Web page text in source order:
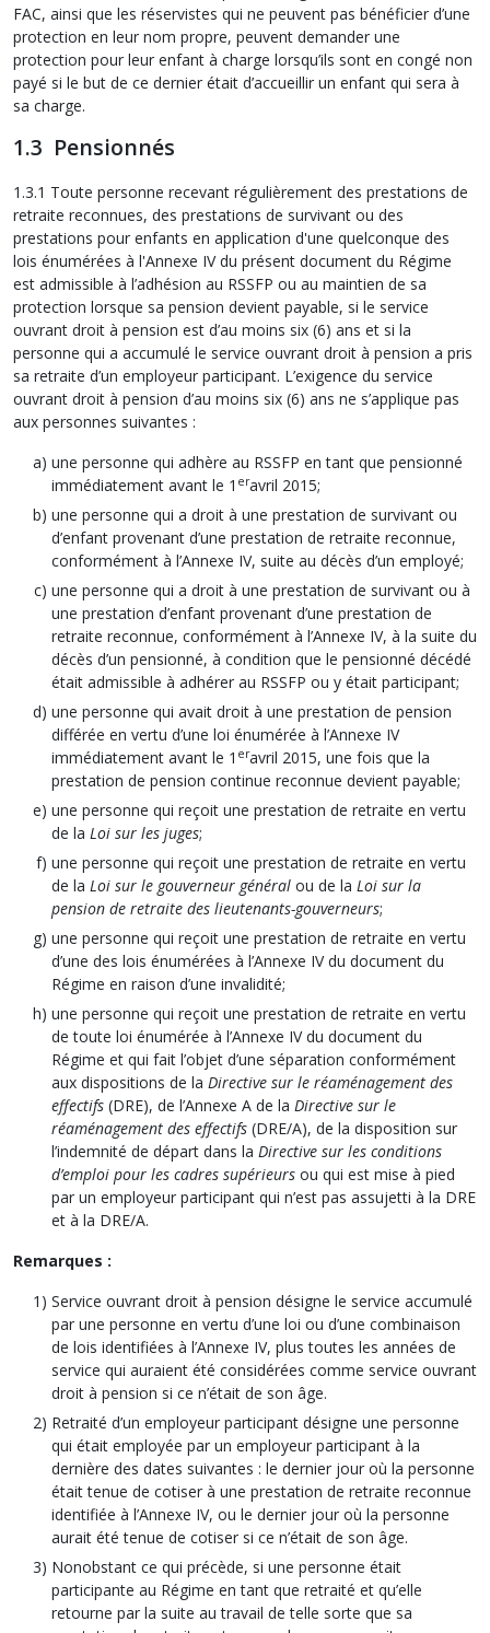
FAC, ainsi que les réservistes qui ne peuvent pas bénéficier d’une
protection en leur nom propre, peuvent demander une
protection pour leur enfant à charge lorsqu’ils sont en congé non
payé si le but de ce dernier était d’accueillir un enfant qui sera à
sa charge.
1.3 Pensionnés
1.3.1 Toute personne recevant régulièrement des prestations de
retraite reconnues, des prestations de survivant ou des
prestations pour enfants en application d'une quelconque des
lois énumérées à l'Annexe IV du présent document du Régime
est admissible à l’adhésion au RSSFP ou au maintien de sa
protection lorsque sa pension devient payable, si le service
ouvrant droit à pension est d’au moins six (6) ans et si la
personne qui a accumulé le service ouvrant droit à pension a pris
sa retraite d’un employeur participant. L’exigence du service
ouvrant droit à pension d’au moins six (6) ans ne s’applique pas
aux personnes suivantes :
une personne qui adhère au RSSFP en tant que pensionné
immédiatement avant le 1 eravril 2015;
une personne qui a droit à une prestation de survivant ou
d’enfant provenant d’une prestation de retraite reconnue,
conformément à l’Annexe IV, suite au décès d’un employé;
une personne qui a droit à une prestation de survivant ou à
une prestation d’enfant provenant d’une prestation de
retraite reconnue, conformément à l’Annexe IV, à la suite du
décès d’un pensionné, à condition que le pensionné décédé
était admissible à adhérer au RSSFP ou y était participant;
une personne qui avait droit à une prestation de pension
différée en vertu d’une loi énumérée à l’Annexe IV
immédiatement avant le 1 eravril 2015, une fois que la
prestation de pension continue reconnue devient payable;
une personne qui reçoit une prestation de retraite en vertu
de la Loi sur les juges;
une personne qui reçoit une prestation de retraite en vertu
de la Loi sur le gouverneur général ou de la Loi sur la
pension de retraite des lieutenants-gouverneurs;
une personne qui reçoit une prestation de retraite en vertu
d’une des lois énumérées à l’Annexe IV du document du
Régime en raison d’une invalidité;
une personne qui reçoit une prestation de retraite en vertu
de toute loi énumérée à l’Annexe IV du document du
Régime et qui fait l’objet d’une séparation conformément
aux dispositions de la Directive sur le réaménagement des
effectifs (DRE), de l’Annexe A de la Directive sur le
réaménagement des effectifs (DRE/A), de la disposition sur
l’indemnité de départ dans la Directive sur les conditions
d’emploi pour les cadres supérieurs ou qui est mise à pied
par un employeur participant qui n’est pas assujetti à la DRE
et à la DRE/A.
Remarques :
Service ouvrant droit à pension désigne le service accumulé
par une personne en vertu d’une loi ou d’une combinaison
de lois identifiées à l’Annexe IV, plus toutes les années de
service qui auraient été considérées comme service ouvrant
droit à pension si ce n’était de son âge.
Retraité d’un employeur participant désigne une personne
qui était employée par un employeur participant à la
dernière des dates suivantes : le dernier jour où la personne
était tenue de cotiser à une prestation de retraite reconnue
identifiée à l’Annexe IV, ou le dernier jour où la personne
aurait été tenue de cotiser si ce n’était de son âge.
Nonobstant ce qui précède, si une personne était
participante au Régime en tant que retraité et qu’elle
retourne par la suite au travail de telle sorte que sa